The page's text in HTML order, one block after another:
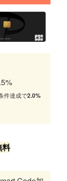
件達成で2.0%
料